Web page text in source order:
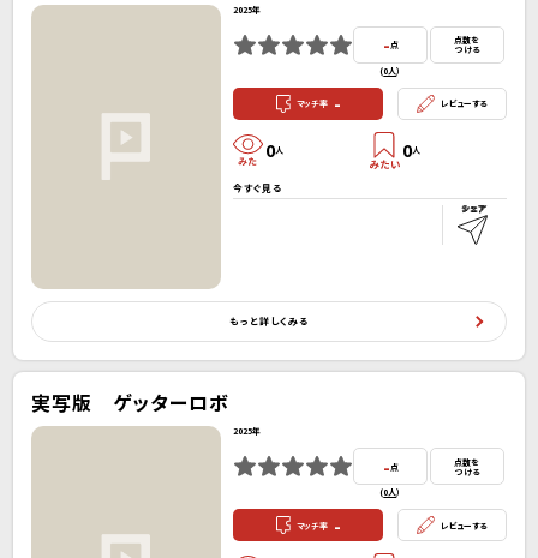
2025年
-点
(0人）
点数を
つける
マッチ率 - レビューする
0人 0人
今すぐ見る
もっと詳しくみる
実写版 ゲッターロボ
2025年
- 点
(0人）
点数を
つける
マッチ率 - レビューする